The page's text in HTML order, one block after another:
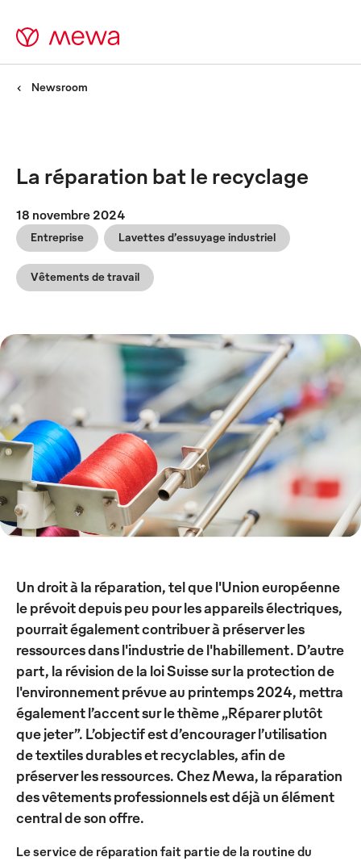
Newsroom
La réparation bat le recyclage
18 novembre 2024
Entreprise Lavettes d’essuyage industriel
Vêtements de travail
Un droit à la réparation, tel que l'Union européenne
le prévoit depuis peu pour les appareils électriques,
pourrait également contribuer à préserver les
ressources dans l'industrie de l'habillement. D’autre
part, la révision de la loi Suisse sur la protection de
l'environnement prévue au printemps 2024, mettra
également l’accent sur le thème „Réparer plutôt
que jeter”. L’objectif est d’encourager l’utilisation
de textiles durables et recyclables, afin de
préserver les ressources. Chez Mewa, la réparation
des vêtements professionnels est déjà un élément
central de son offre.
Le service de réparation fait partie de la routine du